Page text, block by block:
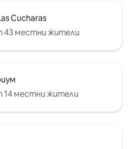
Cucharas
43 местни жители
14 местни жители